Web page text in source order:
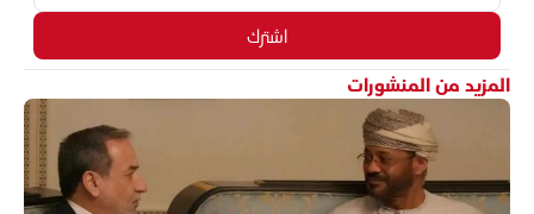
اشترك
المزيد من المنشورات